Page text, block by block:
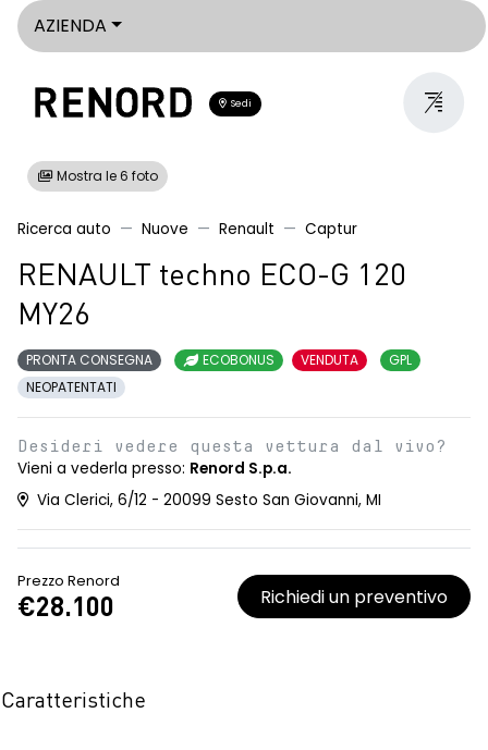
AZIENDA
Sedi
Mostra le 6 foto
Ricerca auto Nuove Renault Captur
RENAULT techno ECO-G 120
MY26
PRONTA CONSEGNA ECOBONUS VENDUTA
GPL
NEOPATENTATI
Desideri vedere questa vettura dal vivo?
Vieni a vederla presso: Renord S.p.a.
Via Clerici, 6/12 - 20099 Sesto San Giovanni, MI
Prezzo Renord
€28.100 Richiedi un preventivo
Caratteristiche